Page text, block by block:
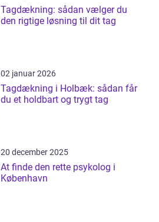
Tagdækning: sådan vælger du
den rigtige løsning til dit tag
02 januar 2026
Tagdækning i Holbæk: sådan får
du et holdbart og trygt tag
20 december 2025
At finde den rette psykolog i
København